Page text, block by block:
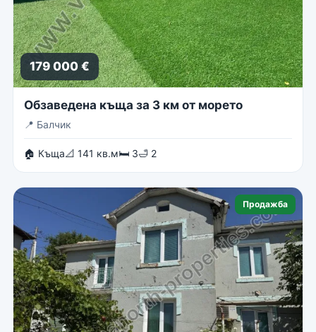
179 000 €
Обзаведена къща за 3 км от морето
📍 Балчик
🏠 Къща📐 141 кв.м🛏 3🛁 2
Продажба